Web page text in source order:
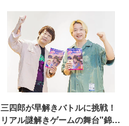
三四郎が早解きバトルに挑戦！
リアル謎解きゲームの舞台"錦糸